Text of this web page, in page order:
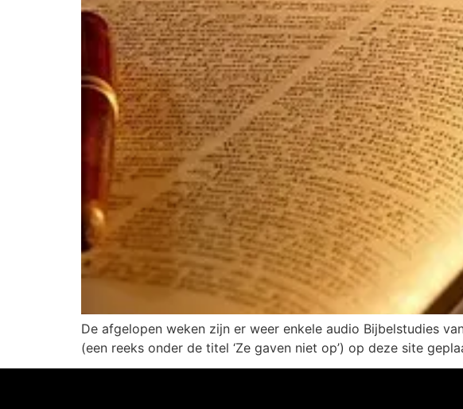
De afgelopen weken zijn er weer enkele audio Bijbelstudies
(een reeks onder de titel ‘Ze gaven niet op’) op deze site